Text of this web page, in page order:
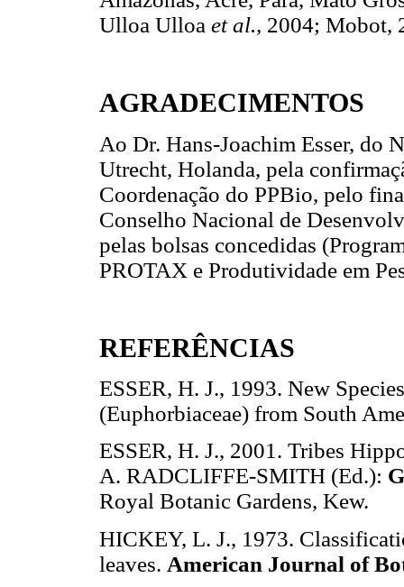
Ulloa Ulloa et al., 2004; Mobot,
AGRADECIMENTOS
Ao Dr. Hans-Joachim Esser, do
Utrecht, Holanda, pela
Coordenação do PPBio, pelo
Conselho Nacional de
pelas bolsas concedidas
PROTAX e Produtividade em
REFERÊNCIAS
ESSER, H. J., 1993. New
(Euphorbiaceae) from South
ESSER, H. J., 2001. Tribes
A. RADCLIFFE-SMITH (Ed.):
Royal Botanic Gardens, Kew.
HICKEY, L. J., 1973.
leaves. American Journal of